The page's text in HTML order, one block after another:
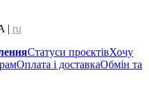
| ru
Статуси проєктівХочу
Оплата і доставкаОбмін та